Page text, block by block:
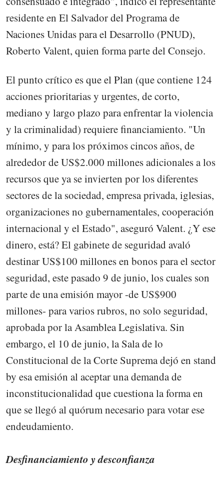
residente en El Salvador del Programa de
Naciones Unidas para el Desarrollo (PNUD),
Roberto Valent, quien forma parte del Consejo.
El punto crítico es que el Plan (que contiene 124
acciones prioritarias y urgentes, de corto,
mediano y largo plazo para enfrentar la violencia
y la criminalidad) requiere financiamiento. "Un
mínimo, y para los próximos cincos años, de
alrededor de US$2.000 millones adicionales a los
recursos que ya se invierten por los diferentes
sectores de la sociedad, empresa privada, iglesias,
organizaciones no gubernamentales, cooperación
internacional y el Estado", aseguró Valent. ¿Y ese
dinero, está? El gabinete de seguridad avaló
destinar US$100 millones en bonos para el sector
seguridad, este pasado 9 de junio, los cuales son
parte de una emisión mayor -de US$900
millones- para varios rubros, no solo seguridad,
aprobada por la Asamblea Legislativa. Sin
embargo, el 10 de junio, la Sala de lo
Constitucional de la Corte Suprema dejó en stand
by esa emisión al aceptar una demanda de
inconstitucionalidad que cuestiona la forma en
que se llegó al quórum necesario para votar ese
endeudamiento.
Desfinanciamiento y desconfianza